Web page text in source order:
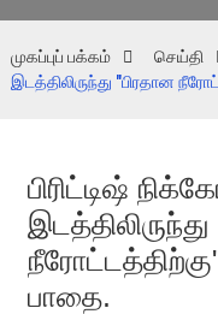
முகப்புப் பக்கம் செய்தி
இடத்திலிருந்து "பிரதான
பிரிட்டிஷ்
பாதை.